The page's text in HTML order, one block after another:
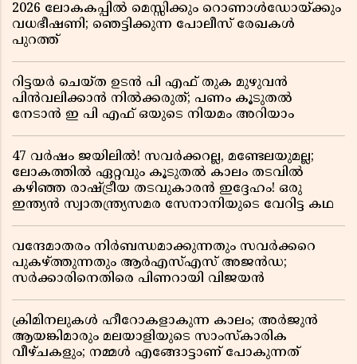
2026 ലോകകപ്പിൽ മെസ്സിക്കും റൊണാൾഡോയ്ക്കും
വധഭീഷണി; ഞെട്ടിക്കുന്ന പോലീസ് രേഖകൾ
പുറത്ത്
റിട്ടയർ ചെയ്ത ഉടൻ പി എഫ് തുക മുഴുവൻ
പിൻവലിക്കാൻ നിൽക്കരുത്; പണം കൂടുതൽ
നേടാൻ ഇ പി എഫ് ഒയുടെ നിയമം അറിയാം
47 വർഷം ജയിലിൽ! സവർക്കറല്ല, മണ്ടേലയുമല്ല;
ലോകത്തിൽ ഏറ്റവും കൂടുതൽ കാലം തടവിൽ
കഴിഞ്ഞ രാഷ്ട്രീയ തടവുകാരൻ ഇദ്ദേഹം! ഒരു
ഇന്ത്യൻ സ്വാതന്ത്ര്യസമര സേനാനിയുടെ വേറിട്ട കഥ
വന്ദേമാതരം നിർബന്ധമാക്കുന്നതും സവർക്കറെ
പുകഴ്ത്തുന്നതും ആർഎസ്എസ് അജൻഡ;
സർക്കാരിനെതിരെ പിണറായി വിജയൻ
ക്രിമിനലുകൾ ഹീറോകളാകുന്ന കാലം; അർജുൻ
ആയങ്കിമാരും മലയാളിയുടെ സാംസ്കാരിക
വീഴ്ചകളും; നമ്മൾ എങ്ങോട്ടാണ് പോകുന്നത്